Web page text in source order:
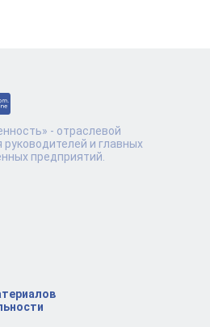
- отраслевой
и главных
предприятий.